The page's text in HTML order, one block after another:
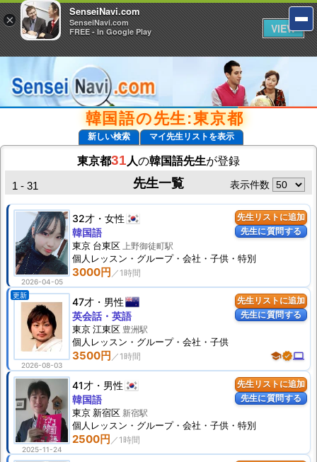
韓国語の先生:東京都
新しい検索 マイ先生リストを表示
東京都31 人の韓国語先生が登録
先生一覧
1 - 31 表示件数
先生リストに追加
先生に質問する
2026-04-05
32才 女性
3000円
韓国語
東京 台東区 上野御徒町駅
個人 レッスン ・グループ・会社・子供・特別
先生リストに追加
先生に質問する
更新
2026-08-03
47才 男性
3500円 schoolverifiedcomputer
英会話・英語
東京 江東区 豊洲駅
個人 レッスン ・グループ・会社・子供
先生リストに追加
先生に質問する
2025-11-24
41才 男性
2500円
韓国語
東京 新宿区 新宿駅
個人 レッスン ・グループ・会社・子供・特別
×
SenseiNavi.com
SenseiNavi.com
FREE - In Google Play
VIEW
×
SenseiNavi.com
SenseiNavi.com
FREE - In Google Play
VIEW